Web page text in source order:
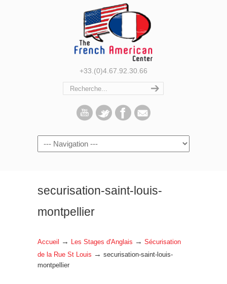
+33.(0)4.67.92.30.66
Navigation
securisation-saint-louis-
montpellier
Accueil → Les Stages d'Anglais → Sécurisation
de la Rue St Louis → securisation-saint-louis-
montpellier